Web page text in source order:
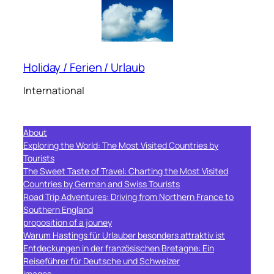
Holiday / Ferien / Urlaub
International
About
Exploring the World: The Most Visited Countries by
Tourists
The Sweet Taste of Travel: Charting the Most Visited
Countries by German and Swiss Tourists
Road Trip Adventures: Driving from Northern France to
Southern England
proposition of a jouney
Warum Hastings für Urlauber besonders attraktiv ist
Entdeckungen in der französischen Bretagne: Ein
Reiseführer für Deutsche und Schweizer